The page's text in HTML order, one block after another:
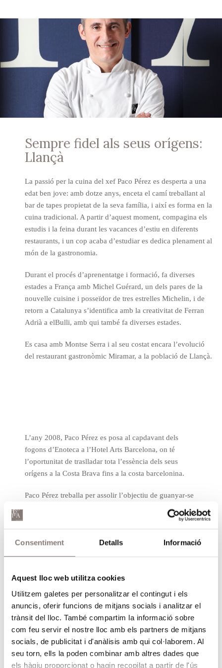
Consentiment Detalls Informació
Aquest lloc web utilitza cookies
Utilitzem galetes per personalitzar el contingut i els
anuncis, oferir funcions de mitjans socials i analitzar el
trànsit del lloc. També compartim la informació sobre
com feu servir el nostre lloc amb els partners de mitjans
socials, de publicitat i d'anàlisis amb qui col·laborem. Al
seu torn, ells la poden combinar amb altres dades que
els hàgiu proporcionat o hagin recopilat a partir de l'ús
Sempre fidel als seus orígens:
Llançà
La passió per la cuina del xef Paco Pérez es desperta a una
edat ben jove: amb dotze anys, enceta el camí treballant al
bar de tapes propietat de la seva família, i així es forma en la
cuina tradicional. A partir d’aquest moment, compagina els
estudis i la feina durant les vacances d’estiu en diferents
restaurants, i un cop acaba d’estudiar es dedica plenament al
món de la gastronomia.
Durant el procés d’aprenentatge i formació, fa diverses
estades a França amb Michel Guérard, un dels pares de la
nouvelle cuisine i posseïdor de tres estrelles Michelin, i de
retorn a Catalunya s’identifica amb la creativitat de Ferran
Adrià a elBulli, amb qui també fa diverses estades.
Es casa amb Montse Serra i al seu costat encara l’evolució
del restaurant gastronòmic Miramar, a la població de Llançà.
L’any 2008, Paco Pérez es posa al capdavant dels
fogons d’Enoteca a l’Hotel Arts Barcelona, on té
l’oportunitat de traslladar tota l’essència dels seus
orígens a la Costa Brava fins a la costa barcelonina.
Paco Pérez treballa per assolir l’objectiu de guanyar-se
la complicitat dels seus comensals cada dia, mitjançant
un concepte únic i innovador que es descriu com la
frescor del mar i l’essència del producte.